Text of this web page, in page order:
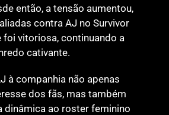
então, a tensão aumentou,
contra AJ no Survivor
foi vitoriosa, continuando a
cativante.
à companhia não apenas
dos fãs, mas também
dinâmica ao roster feminino